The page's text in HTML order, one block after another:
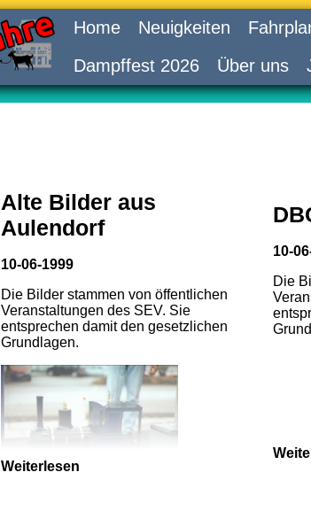
Home Neuigkeiten
Dampffest 2026
Über uns
Alte Bilder aus
Aulendorf
10-06-1999
Die Bilder stammen von öffentlichen
Veranstaltungen des SEV. Sie
entsprechen damit den gesetzlichen
Grundlagen.
Weiterlesen
10-
Die